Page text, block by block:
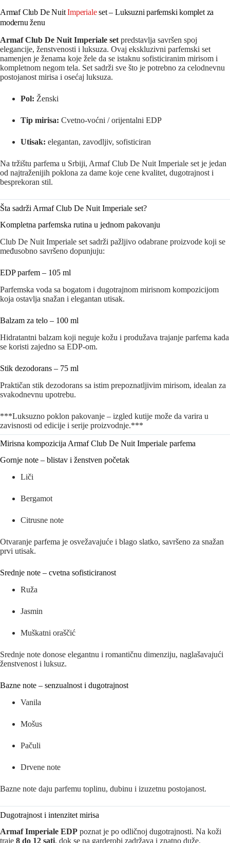
Armaf Club De NuitImperialeset – Luksuzni parfemski komplet za
modernu ženu
Armaf Club De Nuit Imperiale set predstavlja savršen spoj
elegancije, ženstvenosti i luksuza. Ovaj ekskluzivni parfemski set
namenjen je ženama koje žele da se istaknu sofisticiranim mirisom i
kompletnom negom tela. Set sadrži sve što je potrebno za celodnevnu
postojanost mirisa i osećaj luksuza.
Pol: Ženski
Tip mirisa: Cvetno‑voćni / orijentalni EDP
Utisak: elegantan, zavodljiv, sofisticiran
Na tržištu parfema u Srbiji, Armaf Club De Nuit Imperiale set je jedan
od najtraženijih poklona za dame koje cene kvalitet, dugotrajnost i
besprekoran stil.
Šta sadrži Armaf Club De Nuit Imperiale set?
Kompletna parfemska rutina u jednom pakovanju
Club De Nuit Imperiale set sadrži pažljivo odabrane proizvode koji se
međusobno savršeno dopunjuju:
EDP parfem – 105 ml
Parfemska voda sa bogatom i dugotrajnom mirisnom kompozicijom
koja ostavlja snažan i elegantan utisak.
Balzam za telo – 100 ml
Hidratantni balzam koji neguje kožu i produžava trajanje parfema kada
se koristi zajedno sa EDP-om.
Stik dezodorans – 75 ml
Praktičan stik dezodorans sa istim prepoznatljivim mirisom, idealan za
svakodnevnu upotrebu.
***Luksuzno poklon pakovanje – izgled kutije može da varira u
zavisnosti od edicije i serije proizvodnje.***
Mirisna kompozicija Armaf Club De Nuit Imperiale parfema
Gornje note – blistav i ženstven početak
Liči
Bergamot
Citrusne note
Otvaranje parfema je osvežavajuće i blago slatko, savršeno za snažan
prvi utisak.
Srednje note – cvetna sofisticiranost
Ruža
Jasmin
Muškatni oraščić
Srednje note donose elegantnu i romantičnu dimenziju, naglašavajući
ženstvenost i luksuz.
Bazne note – senzualnost i dugotrajnost
Vanila
Mošus
Pačuli
Drvene note
Bazne note daju parfemu toplinu, dubinu i izuzetnu postojanost.
Dugotrajnost i intenzitet mirisa
Armaf Imperiale EDP poznat je po odličnoj dugotrajnosti. Na koži
traje 8 do 12 sati, dok se na garderobi zadržava i znatno duže.